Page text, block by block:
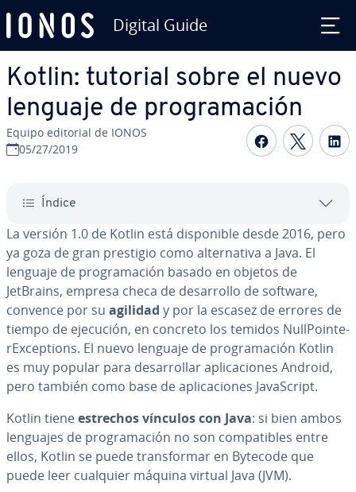
Digital Guide
Kotlin: tutorial sobre el nuevo
lenguaje de pro­gra­ma­ción
Equipo editorial de IONOS
05/27/2019
Compartir
Índice
La versión 1.0 de Kotlin está di­s­po­ni­ble desde 2016, pero
ya goza de gran prestigio como al­te­r­na­ti­va a Java. El
lenguaje de pro­gra­ma­ción basado en objetos de
JetBrains, empresa checa de de­sa­rro­llo de software,
convence por su agilidad y por la escasez de errores de
tiempo de ejecución, en concreto los temidos Nu­ll­Poi­n­te­
rE­x­ce­p­tio­ns. El nuevo lenguaje de pro­gra­ma­ción Kotlin
es muy popular para de­sa­rro­llar apli­ca­cio­nes Android,
pero también como base de apli­ca­cio­nes Ja­va­S­cri­pt.
Kotlin tieneestrechos vínculos con Java: si bien ambos
lenguajes de pro­gra­ma­ción no son co­m­pa­ti­bles entre
ellos, Kotlin se puede tra­n­s­fo­r­mar en Bytecode que
puede leer cualquier máquina virtual Java (JVM).